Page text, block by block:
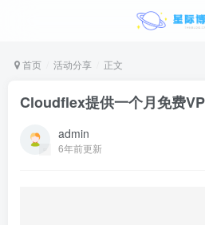
首页 活动分享 正文
Cloudflex提供一个月免费
admin
6年前更新